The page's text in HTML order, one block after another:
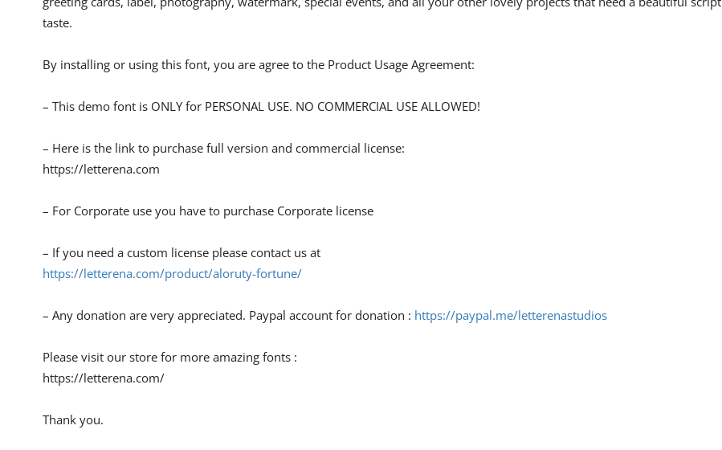
taste.
By installing or using this font, you are agree to the Product Usage Agreement:
– This demo font is ONLY for PERSONAL USE. NO COMMERCIAL USE ALLOWED!
– Here is the link to purchase full version and commercial license:
https://letterena.com
– For Corporate use you have to purchase Corporate license
– If you need a custom license please contact us at
https://letterena.com/product/aloruty-fortune/
– Any donation are very appreciated. Paypal account for donation : https://paypal.me/letterenastudios
Please visit our store for more amazing fonts :
https://letterena.com/
Thank you.